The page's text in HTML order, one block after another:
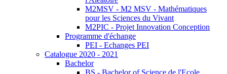
M2MSV - M2 MSV - Mathématiques
pour les Sciences du Vivant
M2PIC - Projet Innovation Conception
Programme d'échange
PEI - Echanges PEI
Catalogue 2020 - 2021
Bachelor
BS - Bachelor of Science de l'Ecole